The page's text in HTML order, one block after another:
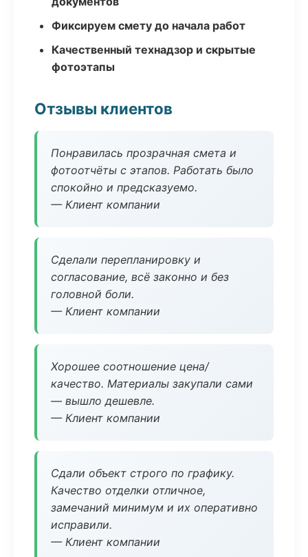
Фиксируем смету до начала работ
Качественный технадзор и скрытые
фотоэтапы
Отзывы клиентов
Понравилась прозрачная смета и
фотоотчёты с этапов. Работать было
спокойно и предсказуемо.
— Клиент компании
Сделали перепланировку и
согласование, всё законно и без
головной боли.
— Клиент компании
Хорошее соотношение цена/
качество. Материалы закупали сами
— вышло дешевле.
— Клиент компании
Сдали объект строго по графику.
Качество отделки отличное,
замечаний минимум и их оперативно
исправили.
— Клиент компании